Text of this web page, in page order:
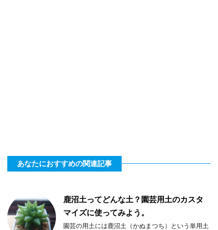
あなたにおすすめの関連記事
鹿沼土ってどんな土？園芸用土のカスタ
マイズに使ってみよう。
園芸の用土には鹿沼土（かぬまつち）という単用土